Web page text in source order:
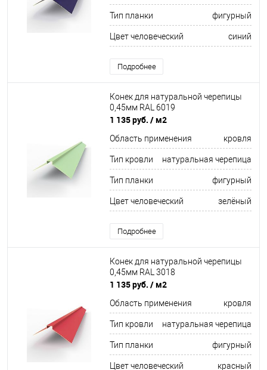
Тип планки фигурный
Цвет человеческий синий
Подробнее
Конек для натуральной черепицы
0,45мм RAL 6019
1 135 руб. / м2
Область применения кровля
Тип кровли натуральная черепица
Тип планки фигурный
Цвет человеческий зелёный
Подробнее
Конек для натуральной черепицы
0,45мм RAL 3018
1 135 руб. / м2
Область применения кровля
Тип кровли натуральная черепица
Тип планки фигурный
Цвет человеческий красный